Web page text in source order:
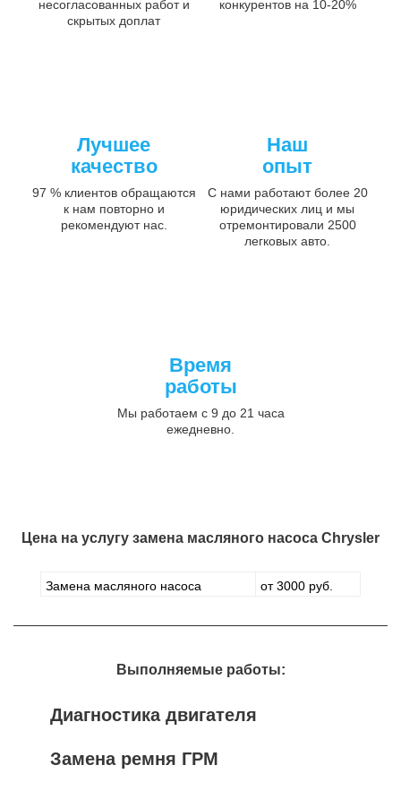
несогласованных работ и
скрытых доплат
конкурентов на 10-20%
Лучшее
качество
97 % клиентов обращаются
к нам повторно и
рекомендуют нас.
Наш
опыт
С нами работают более 20
юридических лиц и мы
отремонтировали 2500
легковых авто.
Время
работы
Мы работаем с 9 до 21 часа
ежедневно.
Цена на услугу замена масляного насоса Chrysler
Замена масляного насоса от 3000 руб.
Выполняемые работы:
Диагностика двигателя
Замена ремня ГРМ